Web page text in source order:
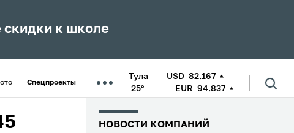
скидки к школе
Спецпроекты
Тула
25°
USD 82.167
EUR 94.837
НОВОСТИ КОМПАНИЙ